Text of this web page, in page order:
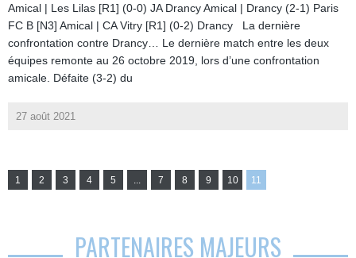
Amical | Les Lilas [R1] (0-0) JA Drancy Amical | Drancy (2-1) Paris
FC B [N3] Amical | CA Vitry [R1] (0-2) Drancy La dernière
confrontation contre Drancy… Le dernière match entre les deux
équipes remonte au 26 octobre 2019, lors d’une confrontation
amicale. Défaite (3-2) du
27 août 2021
1 2 3 4 5 ... 7 8 9 10 11
PARTENAIRES MAJEURS